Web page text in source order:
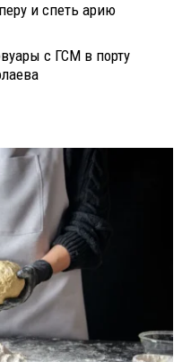
и спеть арию
с ГСМ в порту